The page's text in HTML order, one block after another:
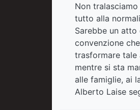
Non
tutto alla
Sarebbe un
convenzione
trasformare tale
mentre si sta
alle famiglie, ai
Alberto Laise